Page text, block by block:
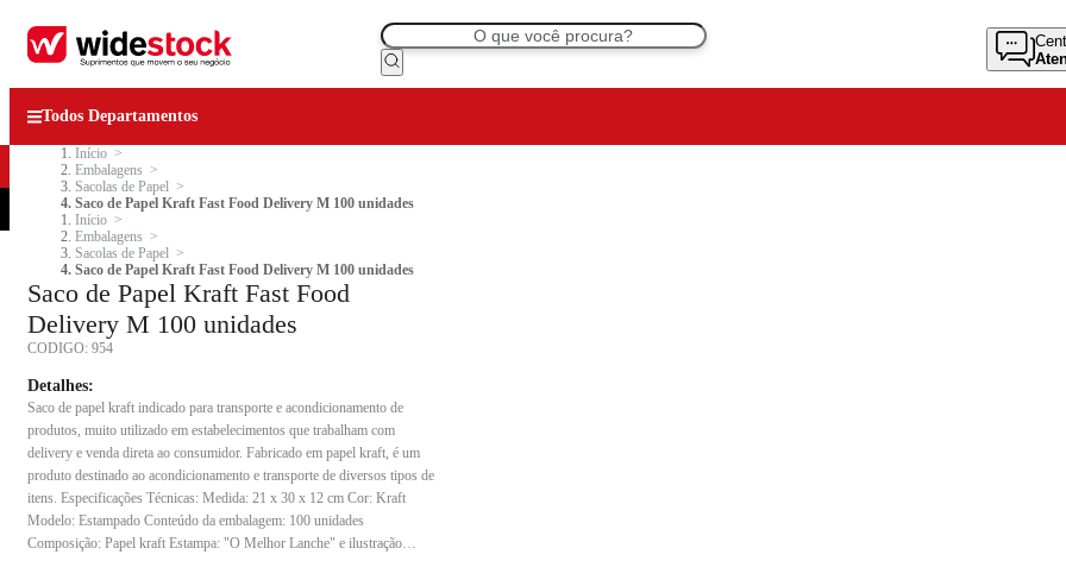
Todos Departamentos
Início
Embalagens
Sacolas de Papel
Saco de Papel Kraft Fast Food Delivery M 100 unidades
Início
Embalagens
Sacolas de Papel
Saco de Papel Kraft Fast Food Delivery M 100 unidades
Saco de Papel Kraft Fast Food
Delivery M 100 unidades
CODIGO: 954
Detalhes:
Saco de papel kraft indicado para transporte e acondicionamento de
produtos, muito utilizado em estabelecimentos que trabalham com
delivery e venda direta ao consumidor. Fabricado em papel kraft, é um
produto destinado ao acondicionamento e transporte de diversos tipos de
itens. Especificações Técnicas: Medida: 21 x 30 x 12 cm Cor: Kraft
Modelo: Estampado Conteúdo da embalagem: 100 unidades
Composição: Papel kraft Estampa: "O Melhor Lanche" e ilustração